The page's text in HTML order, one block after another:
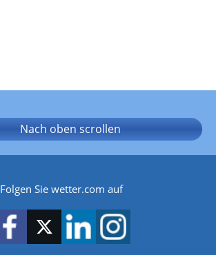
Nach oben scrollen
Folgen Sie wetter.com auf